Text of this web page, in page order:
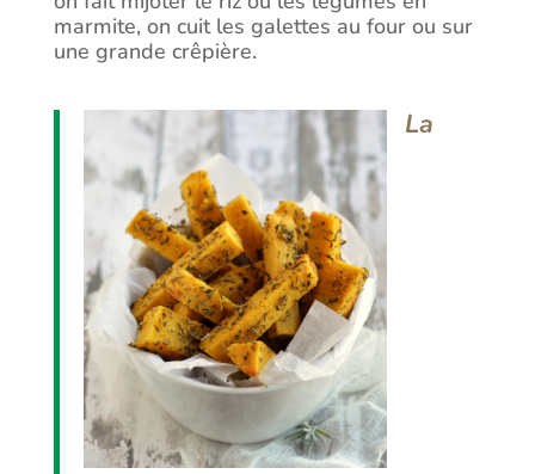
marmite, on cuit les galettes au four ou sur
une grande crêpière.
La